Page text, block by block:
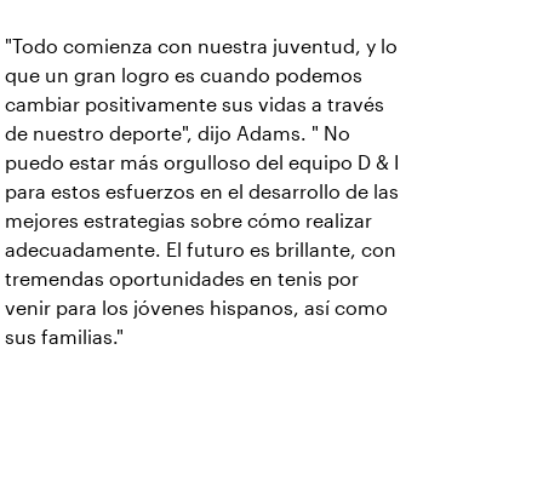
"Todo comienza con nuestra juventud, y lo
que un gran logro es cuando podemos
cambiar positivamente sus vidas a través
de nuestro deporte", dijo Adams. " No
puedo estar más orgulloso del equipo D & I
para estos esfuerzos en el desarrollo de las
mejores estrategias sobre cómo realizar
adecuadamente. El futuro es brillante, con
tremendas oportunidades en tenis por
venir para los jóvenes hispanos, así como
sus familias."